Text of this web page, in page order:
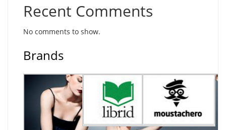
Recent Comments
No comments to show.
Brands